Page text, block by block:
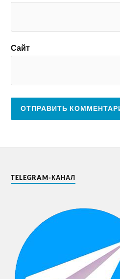
Сайт
TELEGRAM-КАНАЛ